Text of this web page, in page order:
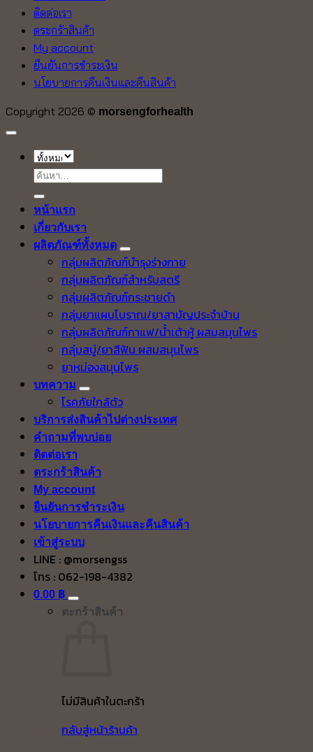
ติดต่อเรา
ตระกร้าสินค้า
My account
ยืนยันการชำระเงิน
นโยบายการคืนเงินและคืนสินค้า
Copyright 2026 © morsengforhealth
ค้นหา:
หน้าแรก
เกี่ยวกับเรา
ผลิตภัณฑ์ทั้งหมด
กลุ่มผลิตภัณฑ์บำรุงร่างกาย
กลุ่มผลิตภัณฑ์สำหรับสตรี
กลุ่มผลิตภัณฑ์กระชายดำ
กลุ่มยาแผนโบราณ/ยาสามัญประจำบ้าน
กลุ่มผลิตภัณฑ์กาแฟ/น้ำเต้าหู้ ผสมสมุนไพร
กลุ่มสบู่/ยาสีฟัน ผสมสมุนไพร
ยาหม่องสมุนไพร
บทความ
โรคภัยใกล้ตัว
บริการส่งสินค้าไปต่างประเทศ
คำถามที่พบบ่อย
ติดต่อเรา
ตระกร้าสินค้า
My account
ยืนยันการชำระเงิน
นโยบายการคืนเงินและคืนสินค้า
เข้าสู่ระบบ
LINE : @morsengss
โทร : 062-198-4382
0.00 ฿
ตะกร้าสินค้า
ไม่มีสินค้าในตะกร้า
กลับสู่หน้าร้านค้า